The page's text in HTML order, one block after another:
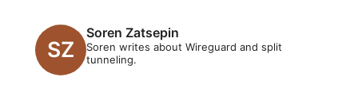
Soren Zatsepin
Soren writes about Wireguard and split
tunneling.